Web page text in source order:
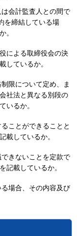
会計監査人との間で
を締結している場
。
による取締役会の決
しているか。
限について定め、ま
社法と異なる別段の
いるか。
ことができることと
載しているか。
きないことを定款で
記載しているか。
場合、その内容及び